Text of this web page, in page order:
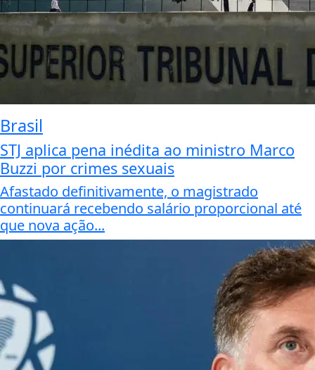
Brasil
STJ aplica pena inédita ao ministro Marco
Buzzi por crimes sexuais
Afastado definitivamente, o magistrado
continuará recebendo salário proporcional até
que nova ação...